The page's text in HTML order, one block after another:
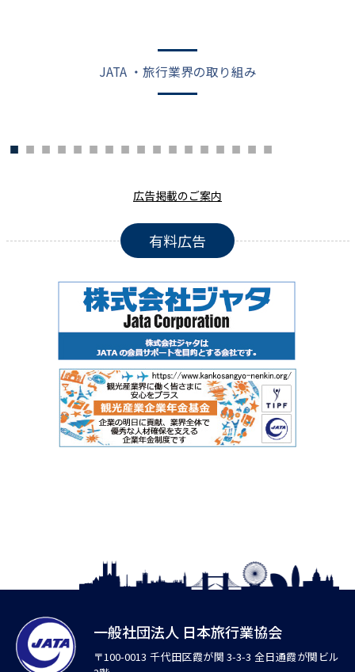
JATA ・旅行業界の取り組み
広告掲載のご案内
有料広告
一般社団法人 日本旅行業協会
〒100-0013 千代田区霞が関 3-3-3 全日通霞が関ビル